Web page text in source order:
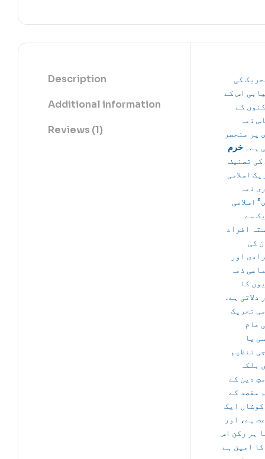
Description
Additional information
Reviews (1)
کی
اس کے
کے
ذمہ
پر منحصر
ہے۔ خرم
کی تصنیف
اسلامی
ذمہ
اسلامی
سے
افراد
کی
اور
ذمہ
کا
دلاتی ہے۔
تحریک
عام
یا
تنظیم
بلکہ
دین کے
مقصد کے
ایک
ہے، اور
ہر رکن اس
امین ہے